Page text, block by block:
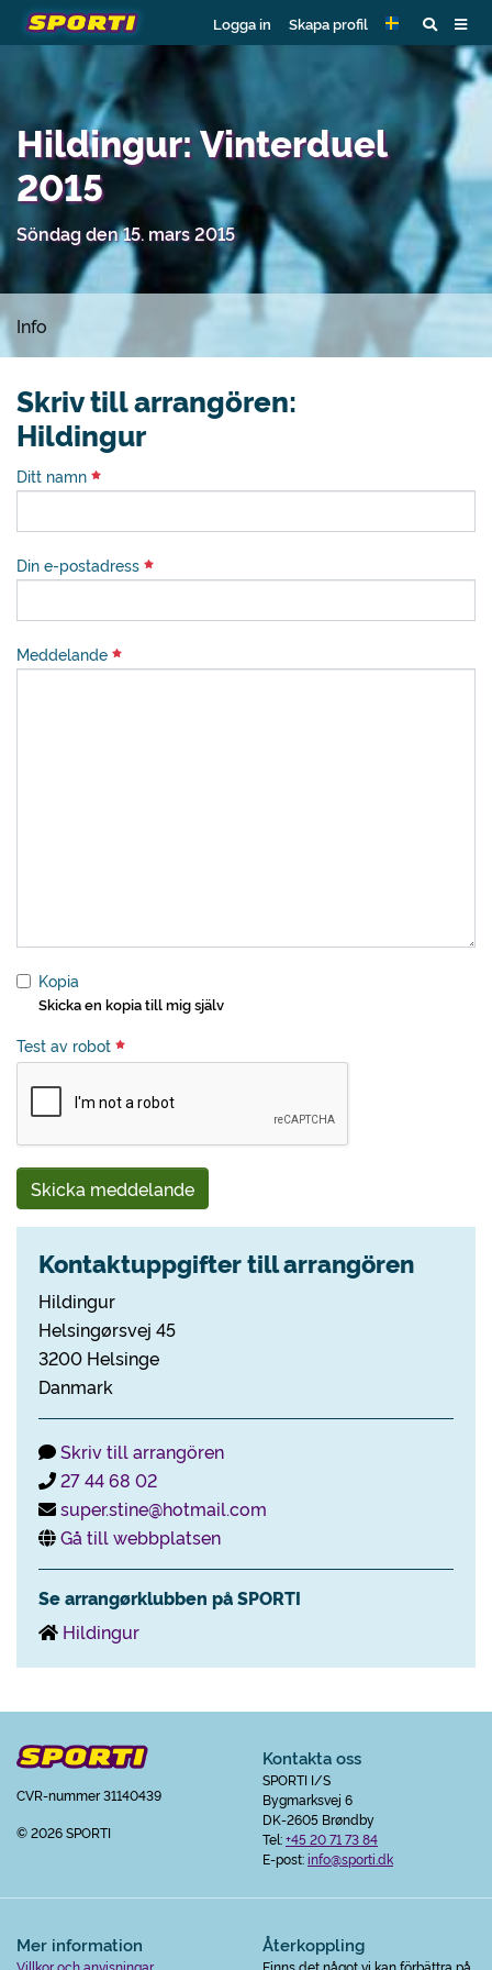
Logga in Skapa profil
Hildingur: Vinterduel
2015
Söndag den 15. mars 2015
Info
Skriv till arrangören:
Hildingur
Ditt namn
Din e-postadress
Meddelande
Kopia
Skicka en kopia till mig själv
Test av robot
Skicka meddelande
Kontaktuppgifter till arrangören
Hildingur
Helsingørsvej 45
3200 Helsinge
Danmark
Skriv till arrangören
27 44 68 02
super.stine@hotmail.com
Gå till webbplatsen
Se arrangørklubben på SPORTI
Hildingur
CVR-nummer 31140439
© 2026 SPORTI
Kontakta oss
SPORTI I/S
Bygmarksvej 6
DK-2605 Brøndby
Tel:+45 20 71 73 84
E-post:info@sporti.dk
Mer information
Villkor och anvisningar
Återkoppling
Finns det något vi kan förbättra på